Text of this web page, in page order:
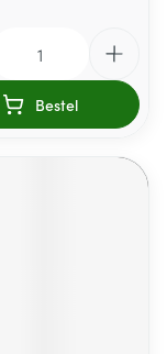
Bestel